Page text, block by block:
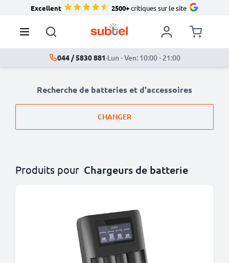
Excellent 2500+critiques sur le site
044 / 5830 881·Lun - Ven: 10:00 - 21:00
Recherche de batteries et d'accessoires
CHANGER
Produits pour Chargeurs de batterie